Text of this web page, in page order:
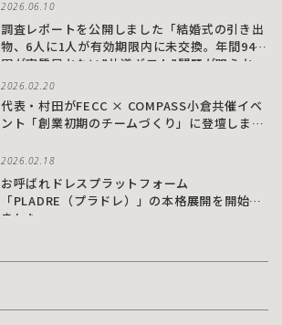
2026.06.10
調査レポートを公開しました「結婚式の引き出
物、6人に1人が有効期限内に未交換。年間94億
円が実質届かない”片道ギフト”問題が明らか
に」
2026.02.20
代表・村田がFECC × COMPASS小倉共催イベ
ント「創業初期のチームづくり」に登壇しまし
2026.02.18
お呼ばれドレスプラットフォーム
「PLADRE（プラドレ）」の本格展開を開始し
ました